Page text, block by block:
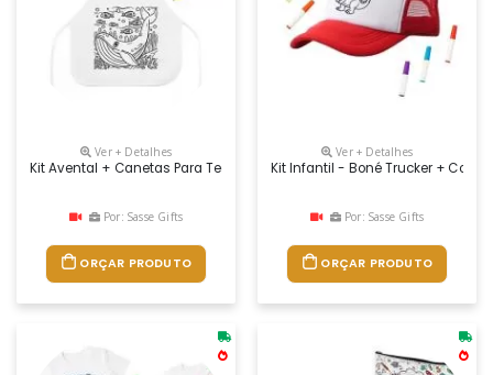
Ver + Detalhes
Kit Avental + Canetas Para Tecido
Por: Sasse Gifts
ORÇAR PRODUTO
Ver + Detalhes
Kit Infantil - Boné Trucker +
Por: Sasse Gifts
ORÇAR PRODUTO